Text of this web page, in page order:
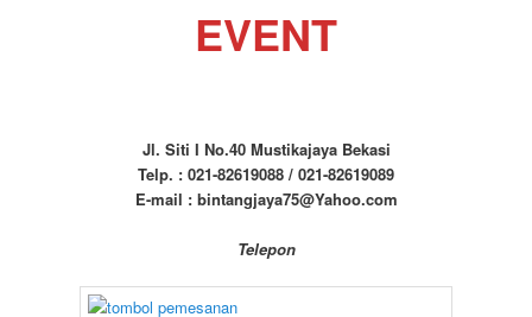
EVENT
Jl. Siti I No.40 Mustikajaya Bekasi
Telp. : 021-82619088 / 021-82619089
E-mail : bintangjaya75@Yahoo.com
Telepon